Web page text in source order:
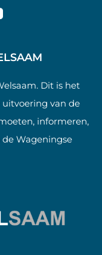
Dit is het
van de
informeren,
Wageningse